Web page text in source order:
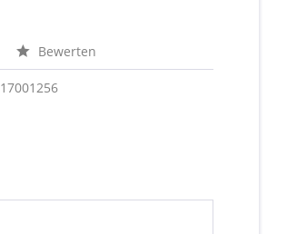
Bewerten